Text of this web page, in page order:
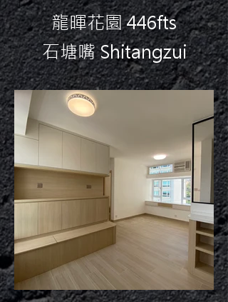
龍暉花園 446fts
石塘嘴 Shitangzui